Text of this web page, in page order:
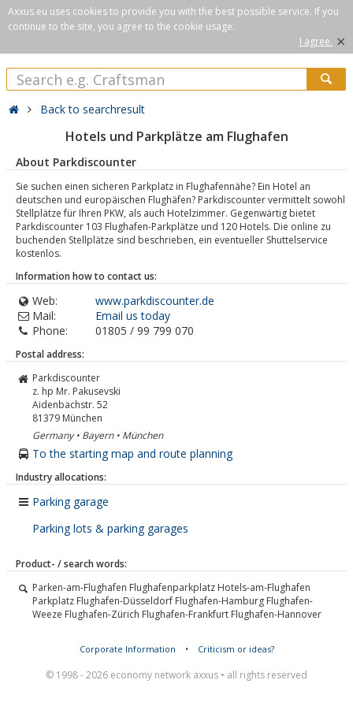
Axxus.eu uses cookies to provide you with the best possible service. If you
continue to the site, you agree to the cookie usage.
I agree. ×
Back to searchresult
Hotels und Parkplätze am Flughafen
About Parkdiscounter
Sie suchen einen sicheren Parkplatz in Flughafennähe? Ein Hotel an
deutschen und europäischen Flughäfen? Parkdiscounter vermittelt sowohl
Stellplätze für Ihren PKW, als auch Hotelzimmer. Gegenwärtig bietet
Parkdiscounter 103 Flughafen-Parkplätze und 120 Hotels. Die online zu
buchenden Stellplätze sind beschrieben, ein eventueller Shuttelservice
kostenlos.
Information how to contact us:
Web:
www.parkdiscounter.de
Mail:
Email us today
Phone:
01805 / 99 799 070
Postal address:
Parkdiscounter
z. hp Mr. Pakusevski
Aidenbachstr. 52
81379 München
Germany • Bayern • München
To the starting map and route planning
Industry allocations:
Parking garage
Parking lots & parking garages
Product- / search words:
Parken-am-Flughafen Flughafenparkplatz Hotels-am-Flughafen
Parkplatz Flughafen-Düsseldorf Flughafen-Hamburg Flughafen-
Weeze Flughafen-Zürich Flughafen-Frankfurt Flughafen-Hannover
Corporate Information • Criticism or ideas?
© 1998 - 2026 economy network axxus • all rights reserved